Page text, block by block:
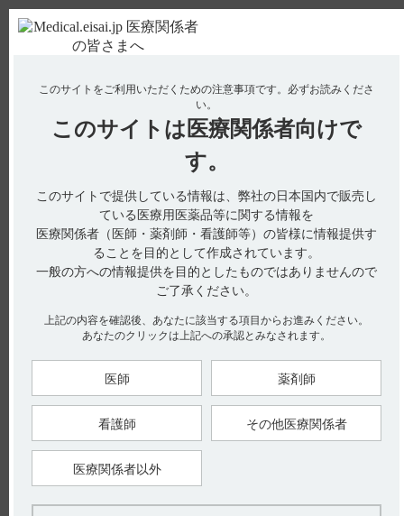
使用期限検索 Drug Information
No : 16731
【レミトロ】 作用機序を教えてください。
総合製品情報概要には、作用機序について以下の記載がありま
す。（引用1、2、3、4、5、6、7）
デニロイキン ジフチトクス（遺伝子組換え）（DD）は、ジフ
テリア毒素（DT）の一部のアミノ酸配列とヒトインターロイ
タンパク質です。DDは、腫瘍細胞の細胞膜上に発現するIL-2
受容体（IL-2R）に結合し（1）、細胞内に取り込まれた後に
DTが切断され（2）、遊離したDT（酵素活性部位）がタンパ
IL-2Rはα(CD25)､β(CD122)及びγ(CD132)の3つのサブユニットか
ら構成され､高親和性のIL-2Rはαβγ型の三量体､中親和性のIL-
2Rではβγ型の二量体を発現しています｡IL-2はαβγ型またはβγ型
のいずれのIL-2Rにも結合することから、DDはαβγ型またはβγ
型のいずれのIL-2Rを発現している細胞内にも取り込まれ作用
を発揮すると考えられています。（引用5、6、7）
■作用機序
このサイトをご利用いただくための注意事項です。 必ずお読みくださ
い。
このサイトは 医療関係者向けで
す。
このサイトで提供している情報は、弊社の日本国内で販売し
ている医療用医薬品等に関する情報を
医療関係者（医師・薬剤師・看護師等）の皆様に情報提供す
ることを目的として作成されています。
一般の方への情報提供を目的としたものではありませんので
ご了承ください。
上記の内容を確認後、あなたに該当する項目からお進みください。
あなたのクリックは上記への承認とみなされます。
医師 薬剤師
看護師 その他医療関係者
医療関係者以外